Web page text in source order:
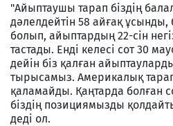
"Айыптаушы тарап біздің
дәлелдейтін 58 айғақ ұсынды,
болып, айыптардың 22-сін
тастады. Енді келесі сот 30
дейін біз қалған
тырысамыз. Америкалық тарап
қаламайды. Қаңтарда болған
біздің позициямызды
деді ол.